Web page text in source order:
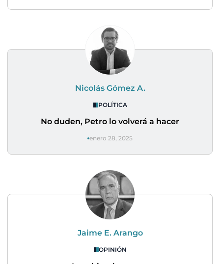
Nicolás Gómez A.
POLÍTICA
No duden, Petro lo volverá a hacer
enero 28, 2025
Jaime E. Arango
OPINIÓN